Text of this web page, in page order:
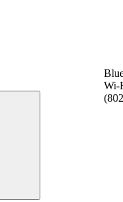
Wi-